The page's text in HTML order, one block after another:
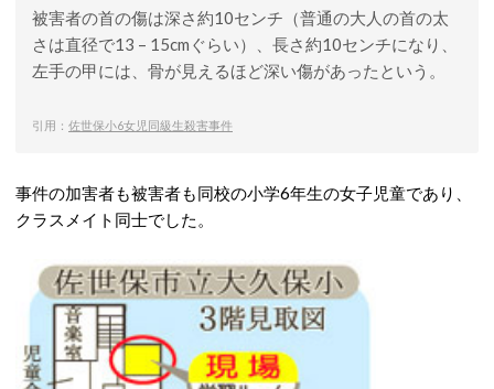
被害者の首の傷は深さ約10センチ（普通の大人の首の太
さは直径で13 – 15cmぐらい）、長さ約10センチになり、
左手の甲には、骨が見えるほど深い傷があったという。
引用： 佐世保小6女児同級生殺害事件
事件の加害者も被害者も同校の小学6年生の女子児童であり、
クラスメイト同士でした。